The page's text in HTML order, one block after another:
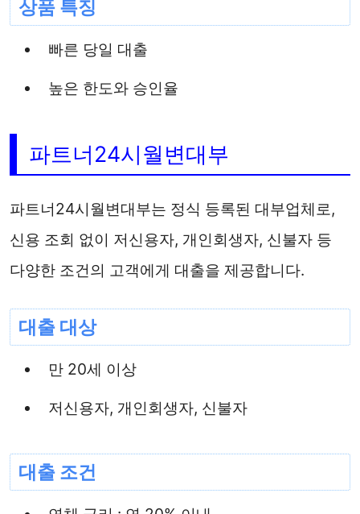
상품 특징
빠른 당일 대출
높은 한도와 승인율
파트너24시월변대부
파트너24시월변대부는 정식 등록된 대부업체로,
신용 조회 없이 저신용자, 개인회생자, 신불자 등
다양한 조건의 고객에게 대출을 제공합니다.
대출 대상
만 20세 이상
저신용자, 개인회생자, 신불자
대출 조건